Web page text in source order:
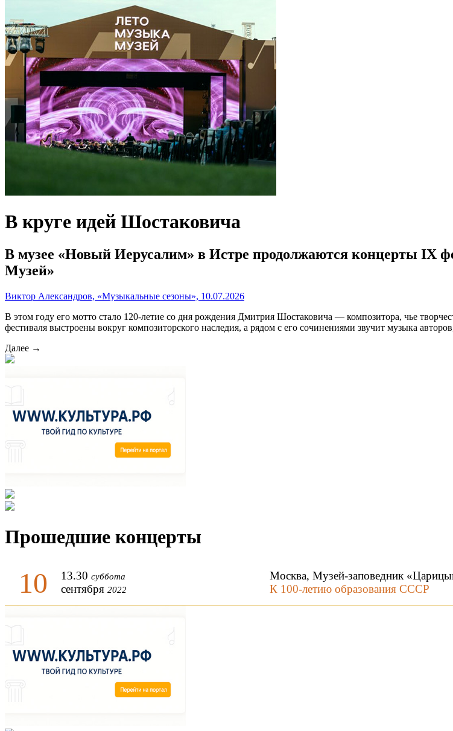
В круге идей Шостаковича
В музее «Новый Иерусалим» в Истре продолжаются концерты IX
Музей»
Виктор Александров, «Музыкальные сезоны», 10.07.2026
В этом году его мотто стало 120-летие со дня рождения Дмитрия Шостаковича — композитора, чье
фестиваля выстроены вокруг композиторского наследия, а рядом с его сочинениями звучит музыка
Далее →
Прошедшие концерты
10 13.30 суббота
сентября 2022
Москва, Музей-заповедник
К 100-летию образования СССР